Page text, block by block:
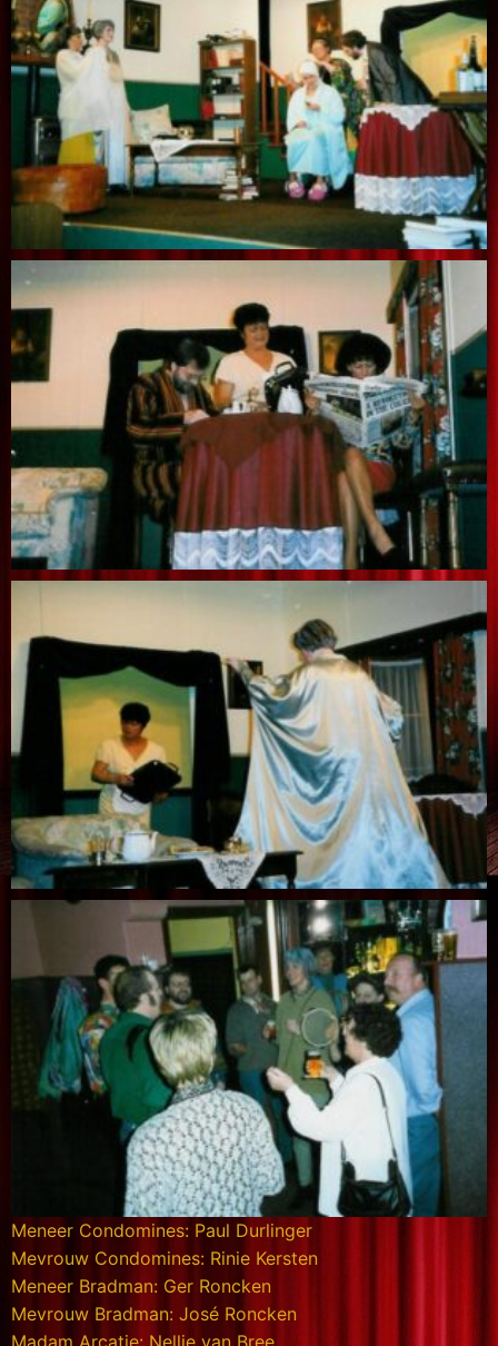
Meneer Condomines: Paul Durlinger
Mevrouw Condomines: Rinie Kersten
Meneer Bradman: Ger Roncken
Mevrouw Bradman: José Roncken